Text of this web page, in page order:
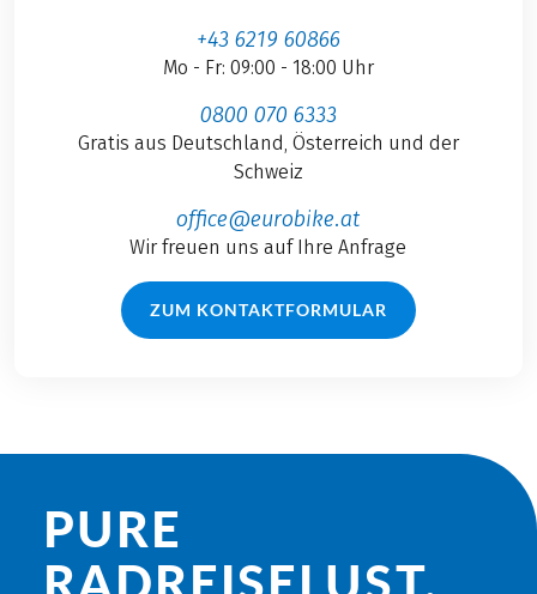
+43 6219 60866
Mo - Fr: 09:00 - 18:00 Uhr
0800 070 6333
Gratis aus Deutschland, Österreich und der
Schweiz
office@eurobike.at
Wir freuen uns auf Ihre Anfrage
ZUM KONTAKTFORMULAR
PURE